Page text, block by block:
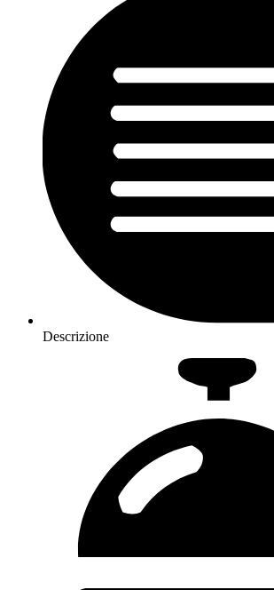
Descrizione